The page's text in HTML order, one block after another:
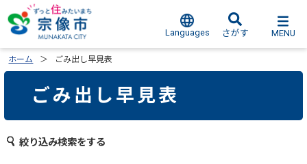
Languages さがす MENU
ホーム ごみ出し早見表
ごみ出し早見表
絞り込み検索をする